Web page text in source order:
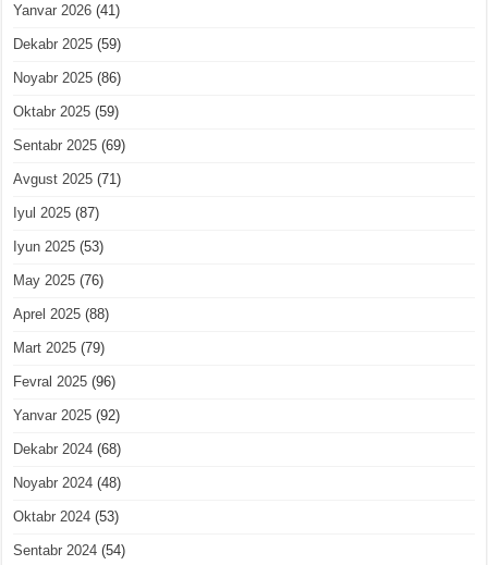
Yanvar 2026 (41)
Dekabr 2025 (59)
Noyabr 2025 (86)
Oktabr 2025 (59)
Sentabr 2025 (69)
Avgust 2025 (71)
Iyul 2025 (87)
Iyun 2025 (53)
May 2025 (76)
Aprel 2025 (88)
Mart 2025 (79)
Fevral 2025 (96)
Yanvar 2025 (92)
Dekabr 2024 (68)
Noyabr 2024 (48)
Oktabr 2024 (53)
Sentabr 2024 (54)